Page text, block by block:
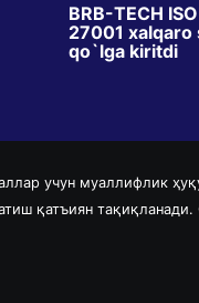
BRB-TECH
27001
qo`lga kiritdi
учун муаллифлик
қатъиян